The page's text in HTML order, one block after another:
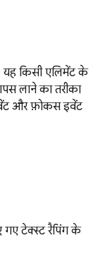
यह किसी एलिमेंट के
लाने का तरीका
और फ़ोकस इवेंट
गए टेक्स्ट रैपिंग के